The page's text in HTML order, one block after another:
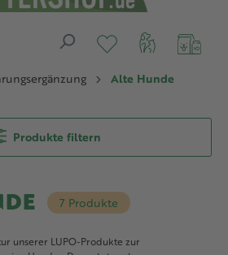
Alte Hunde
Produkte filtern
7 Produkte
unserer LUPO-Produkte zur